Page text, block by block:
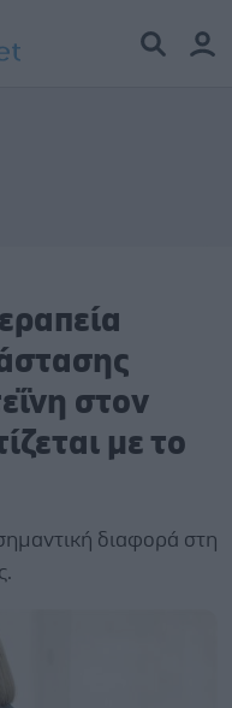
στον
με το
διαφορά στη